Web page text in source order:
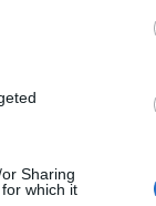
Sharing
which it